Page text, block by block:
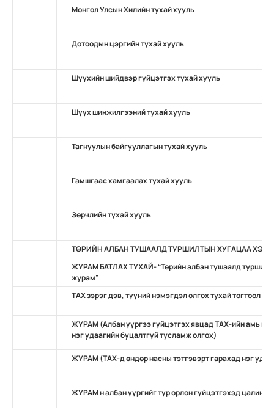
Монгол Улсын Хилийн тухай хууль
Дотоодын цэргийн тухай хууль
Шүүхийн шийдвэр гүйцэтгэх тухай хууль
Шүүх шинжилгээний тухай хууль
Тагнуулын байгууллагын тухай хууль
Гамшгаас хамгаалах тухай хууль
Зөрчлийн тухай хууль
ТӨРИЙН АЛБАН ТУШААЛД ТУРШИЛТЫН ХУГАЦАА
ЖУРАМ БАТЛАХ ТУХАЙ- “Төрийн албан тушаалд
журам”
ТАХ зэрэг дэв, түүний нэмэгдэл олгох тухай тогтоол
ЖУРАМ (Албан үүргээ гүйцэтгэх явцад TAХ-ийн амь
нэг удаагийн буцалтгүй тусламж олгох)
ЖУРАМ (ТАХ-д өндөр насны тэтгэвэрт гарахад нэг
ЖУРАМ н албан үүргийг түр орлон гүйцэтгэхэд цалин,